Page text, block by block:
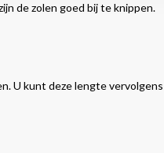
de zolen goed bij te knippen.
U kunt deze lengte vervolgens